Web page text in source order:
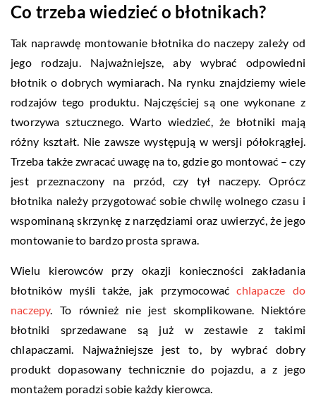
Co trzeba wiedzieć o błotnikach?
Tak naprawdę montowanie błotnika do naczepy zależy od
jego rodzaju. Najważniejsze, aby wybrać odpowiedni
błotnik o dobrych wymiarach. Na rynku znajdziemy wiele
rodzajów tego produktu. Najczęściej są one wykonane z
tworzywa sztucznego. Warto wiedzieć, że błotniki mają
różny kształt. Nie zawsze występują w wersji półokrągłej.
Trzeba także zwracać uwagę na to, gdzie go montować – czy
jest przeznaczony na przód, czy tył naczepy. Oprócz
błotnika należy przygotować sobie chwilę wolnego czasu i
wspominaną skrzynkę z narzędziami oraz uwierzyć, że jego
montowanie to bardzo prosta sprawa.
Wielu kierowców przy okazji konieczności zakładania
błotników myśli także, jak przymocowaćchlapacze do
naczepy. To również nie jest skomplikowane. Niektóre
błotniki sprzedawane są już w zestawie z takimi
chlapaczami. Najważniejsze jest to, by wybrać dobry
produkt dopasowany technicznie do pojazdu, a z jego
montażem poradzi sobie każdy kierowca.